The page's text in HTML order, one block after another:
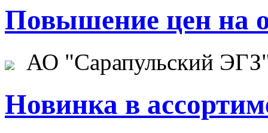
Повышение цен на
АО "Сарапульский
Новинка в